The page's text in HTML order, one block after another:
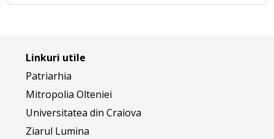
Linkuri utile
Patriarhia
Mitropolia Olteniei
Universitatea din Craiova
Ziarul Lumina